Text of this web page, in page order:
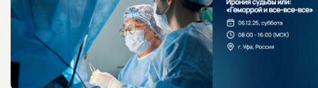
Организациям
Контакты
Организаторам